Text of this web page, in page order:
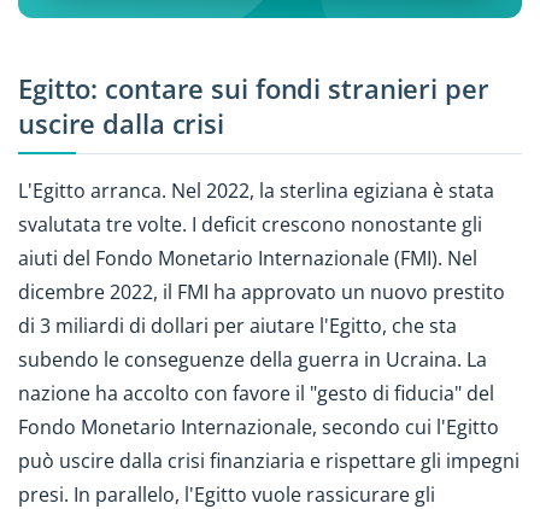
Egitto: contare sui fondi stranieri per
uscire dalla crisi
L'Egitto arranca. Nel 2022, la sterlina egiziana è stata
svalutata tre volte. I deficit crescono nonostante gli
aiuti del Fondo Monetario Internazionale (FMI). Nel
dicembre 2022, il FMI ha approvato un nuovo prestito
di 3 miliardi di dollari per aiutare l'Egitto, che sta
subendo le conseguenze della guerra in Ucraina. La
nazione ha accolto con favore il "gesto di fiducia" del
Fondo Monetario Internazionale, secondo cui l'Egitto
può uscire dalla crisi finanziaria e rispettare gli impegni
presi. In parallelo, l'Egitto vuole rassicurare gli